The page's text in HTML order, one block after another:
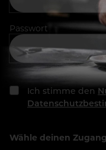
Passwort
Ich stimme den
Wähle deinen